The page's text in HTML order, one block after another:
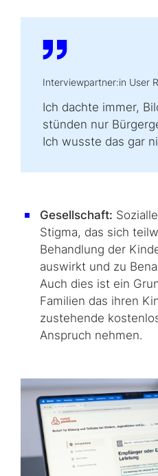
Interviewpartner:in User
Ich dachte immer,
stünden nur
Ich wusste das gar
Gesellschaft:
Stigma, das sich
Behandlung der
auswirkt und zu
Auch dies ist ein
Familien das ihren
zustehende
Anspruch nehmen.